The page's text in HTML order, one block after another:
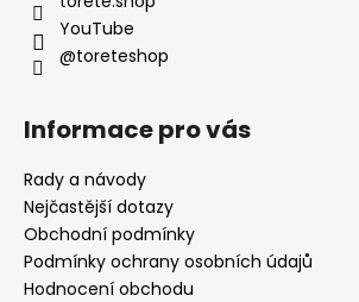
YouTube
@toreteshop
Informace pro vás
Rady a návody
Nejčastější dotazy
Obchodní podmínky
Podmínky ochrany osobních údajů
Hodnocení obchodu